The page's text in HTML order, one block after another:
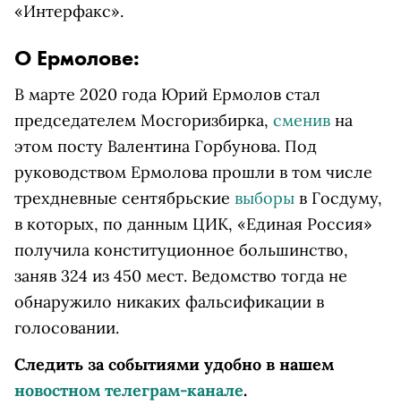
«Интерфакс».
О Ермолове:
В марте 2020 года Юрий Ермолов стал
председателем Мосгоризбирка, сменив на
этом посту Валентина Горбунова. Под
руководством Ермолова прошли в том числе
трехдневные сентябрьские выборы в Госдуму,
в которых, по данным ЦИК, «Единая Россия»
получила конституционное большинство,
заняв 324 из 450 мест. Ведомство тогда не
обнаружило никаких фальсификации в
голосовании.
Следить за событиями удобно в нашем
новостном телеграм-канале.